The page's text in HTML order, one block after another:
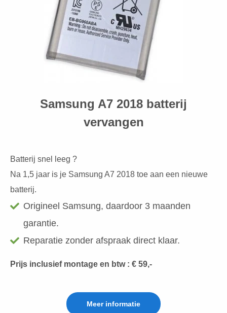
Samsung A7 2018 batterij
vervangen
Batterij snel leeg ?
Na 1,5 jaar is je Samsung A7 2018 toe aan een nieuwe
batterij.
Origineel Samsung, daardoor 3 maanden
garantie.
Reparatie zonder afspraak direct klaar.
Prijs inclusief montage en btw : € 59,-
Meer informatie